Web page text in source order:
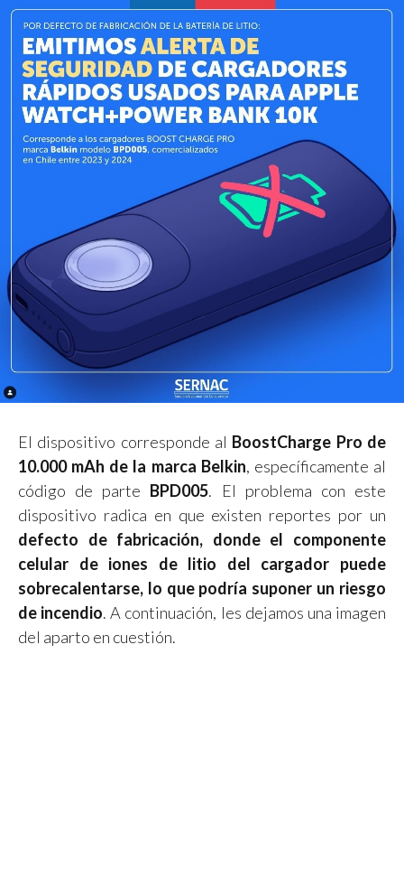
El dispositivo corresponde al BoostCharge Pro de
10.000 mAh de la marca Belkin, específicamente al
código de parte BPD005. El problema con este
dispositivo radica en que existen reportes por un
defecto de fabricación, donde el componente
celular de iones de litio del cargador puede
sobrecalentarse, lo que podría suponer un riesgo
de incendio. A continuación, les dejamos una imagen
del aparto en cuestión.